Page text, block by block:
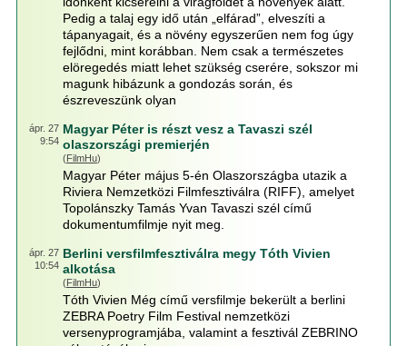
Pedig a talaj egy idő után „elfárad”, elveszíti a
tápanyagait, és a növény egyszerűen nem fog úgy
fejlődni, mint korábban. Nem csak a természetes
elöregedés miatt lehet szükség cserére, sokszor mi
magunk hibázunk a gondozás során, és
észreveszünk olyan
ápr. 27
9:54
Magyar Péter is részt vesz a Tavaszi szél
olaszországi premierjén
(FilmHu)
Magyar Péter május 5-én Olaszországba utazik a
Riviera Nemzetközi Filmfesztiválra (RIFF), amelyet
Topolánszky Tamás Yvan Tavaszi szél című
dokumentumfilmje nyit meg.
ápr. 27
10:54
Berlini versfilmfesztiválra megy Tóth Vivien
alkotása
(FilmHu)
Tóth Vivien Még című versfilmje bekerült a berlini
ZEBRA Poetry Film Festival nemzetközi
versenyprogramjába, valamint a fesztivál ZEBRINO